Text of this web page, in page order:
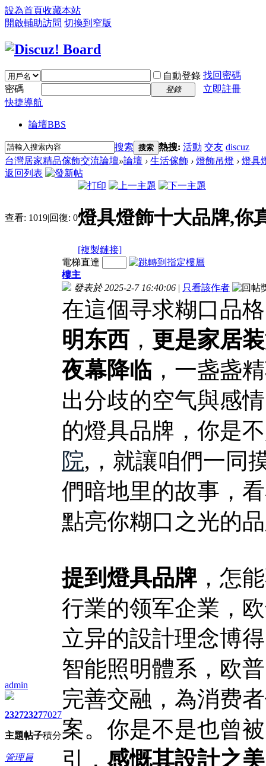
設為首頁收藏本站
開啟輔助訪問 切換到窄版
自動登錄 找回密碼
密碼
登錄
立即註冊
快捷導航
論壇BBS
搜索 搜索 熱搜: 活動 交友 discuz
台灣居家精品傢飾交流論壇»論壇 › 生活傢飾 › 燈飾吊燈 › 燈具
返回列表
查看: 1019|回復: 0燈具燈飾十大品牌,你
[複製鏈接]
admin
2327
主題
2327
帖子
7027
積分
管理員
電梯直達
樓主
發表於 2025-2-7 16:40:06 | 只看該作者
在這個寻求糊口品
明东西 ， 更是家居
夜幕降临 ，一盏盏
出分歧的空气與感
的燈具品牌，你是
院,，就讓咱們一同
們暗地里的故事，
點亮你糊口之光的
提到燈具品牌 ，怎
行業的领军企業，
立异的設計理念博
智能照明體系，欧
完善交融，為消费
案。你是不是也曾
引， 感慨其設計之